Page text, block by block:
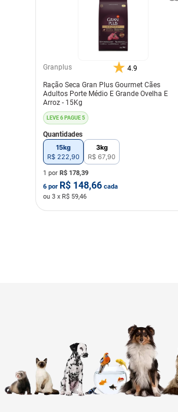
Granplus 4.9
Ração Seca Gran Plus Gourmet Cães
Adultos Porte Médio E Grande Ovelha E
Arroz - 15Kg
LEVE 6 PAGUE 5
Quantidades
15kg
R$ 222,90
3kg
R$ 67,90
1 por R$ 178,39
6 por R$ 148,66 cada
ou 3 x R$ 59,46